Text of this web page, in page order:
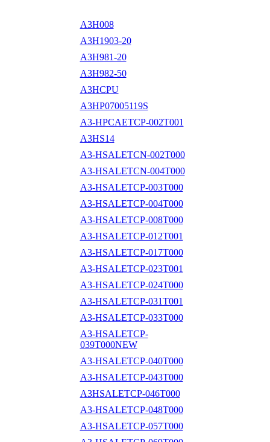
A3H008
A3H1903-20
A3H981-20
A3H982-50
A3HCPU
A3HP07005119S
A3-HPCAETCP-002T001
A3HS14
A3-HSALETCN-002T000
A3-HSALETCN-004T000
A3-HSALETCP-003T000
A3-HSALETCP-004T000
A3-HSALETCP-008T000
A3-HSALETCP-012T001
A3-HSALETCP-017T000
A3-HSALETCP-023T001
A3-HSALETCP-024T000
A3-HSALETCP-031T001
A3-HSALETCP-033T000
A3-HSALETCP-
039T000NEW
A3-HSALETCP-040T000
A3-HSALETCP-043T000
A3HSALETCP-046T000
A3-HSALETCP-048T000
A3-HSALETCP-057T000